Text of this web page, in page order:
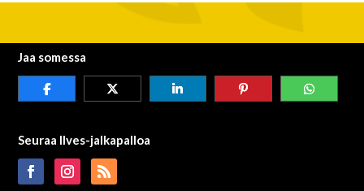
Jaa somessa
Seuraa Ilves-jalkapalloa